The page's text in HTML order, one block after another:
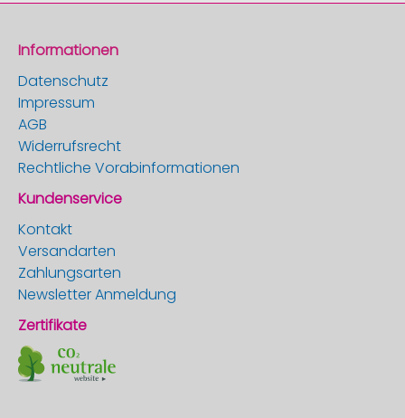
Informationen
Datenschutz
Impressum
AGB
Widerrufsrecht
Rechtliche Vorabinformationen
Kundenservice
Kontakt
Versandarten
Zahlungsarten
Newsletter Anmeldung
Zertifikate